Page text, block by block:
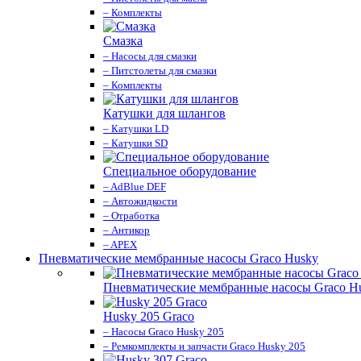
– Комплекты
Смазка
– Насосы для смазки
– Питстолеты для смазки
– Комплекты
Катушки для шлангов
– Катушки LD
– Катушки SD
Специальное оборудование
– AdBlue DEF
– Автожидкости
– Отработка
– Антикор
– APEX
Пневматические мембранные насосы Graco Husky
Пневматические мембранные насосы Graco
Husky 205 Graco
– Насосы Graco Husky 205
– Ремкомплекты и запчасти Graco Husky 205